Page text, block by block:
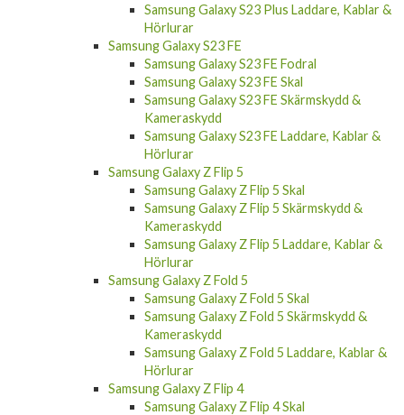
Samsung Galaxy S23 Plus Laddare, Kablar &
Hörlurar
Samsung Galaxy S23 FE
Samsung Galaxy S23 FE Fodral
Samsung Galaxy S23 FE Skal
Samsung Galaxy S23 FE Skärmskydd &
Kameraskydd
Samsung Galaxy S23 FE Laddare, Kablar &
Hörlurar
Samsung Galaxy Z Flip 5
Samsung Galaxy Z Flip 5 Skal
Samsung Galaxy Z Flip 5 Skärmskydd &
Kameraskydd
Samsung Galaxy Z Flip 5 Laddare, Kablar &
Hörlurar
Samsung Galaxy Z Fold 5
Samsung Galaxy Z Fold 5 Skal
Samsung Galaxy Z Fold 5 Skärmskydd &
Kameraskydd
Samsung Galaxy Z Fold 5 Laddare, Kablar &
Hörlurar
Samsung Galaxy Z Flip 4
Samsung Galaxy Z Flip 4 Skal